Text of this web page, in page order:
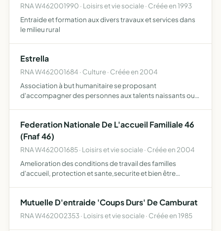
RNA W462001990 · Loisirs et vie sociale · Créée en 1993
Entraide et formation aux divers travaux et services dans
le milieu rural
Estrella
RNA W462001684 · Culture · Créée en 2004
Association à but humanitaire se proposant
d'accompagner des personnes aux talents naissants ou
Federation Nationale De L'accueil Familiale 46
(Fnaf 46)
RNA W462001685 · Loisirs et vie sociale · Créée en 2004
Amelioration des conditions de travail des familles
d'accueil, protection et sante,securite et bien être
Mutuelle D'entraide 'Coups Durs' De Camburat
RNA W462002353 · Loisirs et vie sociale · Créée en 1985